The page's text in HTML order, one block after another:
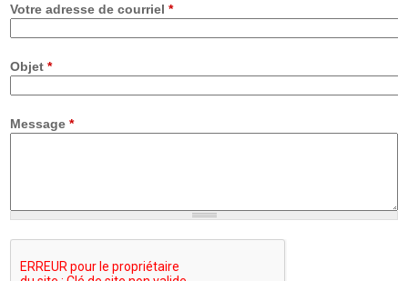
Votre adresse de courriel*
Objet*
Message*